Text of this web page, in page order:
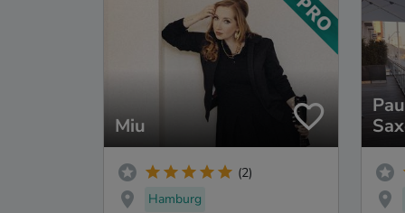
Miu
(2)
Hamburg